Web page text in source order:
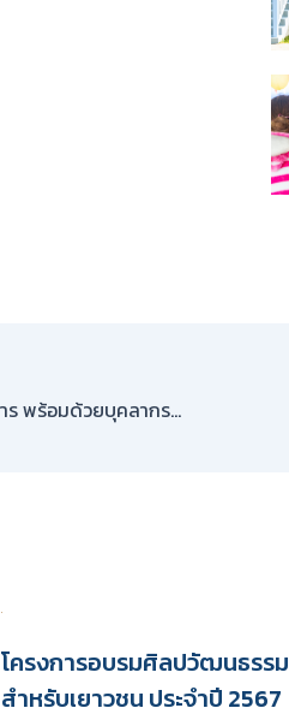
ผู้ช่วยศาสตราจารย์ ดร.พรปวีณ์ พุ่มเกิด รองผู้อำนวยการ พร้อมด้วยบุคลากรสถาบันฯ ให้การต้อนรับผู้บริหาร บุคลากร และนักศึกษาจาก Politeknik Sultan Salahuddin Abdul Aziz Shah ประเทศมาเลเซีย
โครงการอบรมศิลปวัฒนธรรม
สำหรับเยาวชน ประจำปี 2567